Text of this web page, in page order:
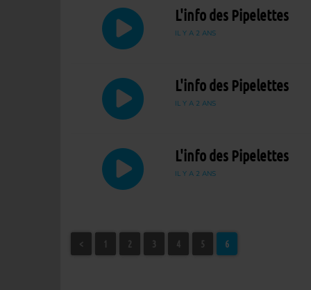
L'info des Pipelettes
IL Y A 2 ANS
L'info des Pipelettes
IL Y A 2 ANS
L'info des Pipelettes
IL Y A 2 ANS
< 1 2 3 4 5 6